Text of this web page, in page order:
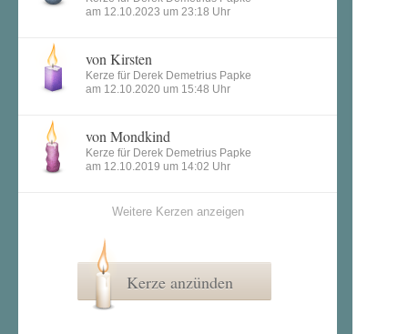
am 12.10.2023 um 23:18 Uhr
von Kirsten
Kerze für Derek Demetrius Papke
am 12.10.2020 um 15:48 Uhr
von Mondkind
Kerze für Derek Demetrius Papke
am 12.10.2019 um 14:02 Uhr
Weitere Kerzen anzeigen
Kerze anzünden